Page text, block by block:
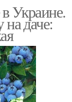
Украине.
даче: